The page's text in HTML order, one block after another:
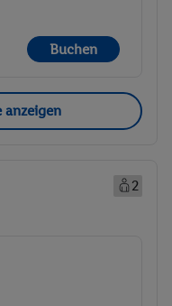
Buchen
anzeigen
2